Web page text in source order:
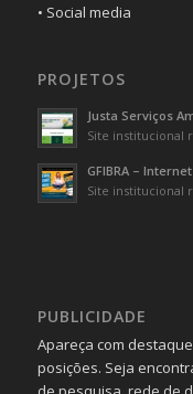
• Social media
PROJETOS
Justa Serviços
Site institucional
GFIBRA –
Site institucional
PUBLICIDADE
Apareça com
posições. Seja